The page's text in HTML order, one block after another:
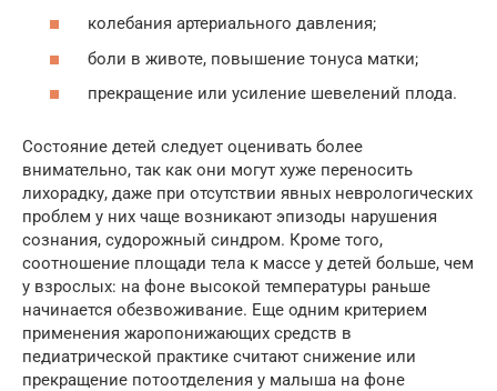
колебания артериального давления;
боли в животе, повышение тонуса матки;
прекращение или усиление шевелений плода.
Состояние детей следует оценивать более
внимательно, так как они могут хуже переносить
лихорадку, даже при отсутствии явных неврологических
проблем у них чаще возникают эпизоды нарушения
сознания, судорожный синдром. Кроме того,
соотношение площади тела к массе у детей больше, чем
у взрослых: на фоне высокой температуры раньше
начинается обезвоживание. Еще одним критерием
применения жаропонижающих средств в
педиатрической практике считают снижение или
прекращение потоотделения у малыша на фоне